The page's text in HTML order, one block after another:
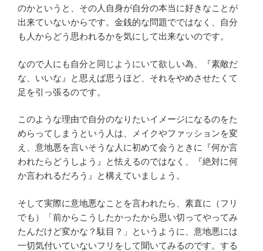
のかというと、その人自身が自分の本当に好きなことが
出来ていないからです。金銭的な問題でではなく、自分
も人からどう思われるかを気にして出来ないのです。
なので人にも自分と同じようにいて欲しい為、『素敵だ
な、いいな』と思えば思うほど、それをやめさせたくて
足を引っ張るのです。
このような理由で自分のなりたいイメージになるのをた
めらってしまうという人は、メイクやファッションを変
え、意地悪を言いそうな人に初めて会うときに『何か言
われたらどうしよう』と怯えるのではなく、『絶対に何
か言われるだろう』と構えていましょう。
そして実際に意地悪なことを言われたら、素直に（フリ
でも）「前からこうしたかったから思い切ってやってみ
たんだけど変かな？駄目？」というように、意地悪には
一切気付いていないフリをして聞いてみるのです。する